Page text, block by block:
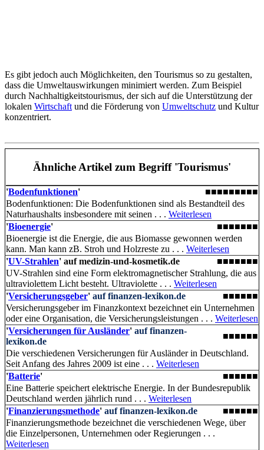
Es gibt jedoch auch Möglichkeiten, den Tourismus so zu gestalten,
dass die Umweltauswirkungen minimiert werden. Zum Beispiel
durch Nachhaltigkeitstourismus, der sich auf die Unterstützung der
lokalen Wirtschaft und die Förderung von Umweltschutz und Kultur
konzentriert.
Ähnliche Artikel zum Begriff 'Tourismus'
'Bodenfunktionen'
■■■■■■■■■
Bodenfunktionen: Die Boden­funktionen sind als Bestandteil des
Naturhaushalts insbesondere mit seinen . . . Weiterlesen
'Bioenergie'
■■■■■■■
Bioenergie ist die Energie, die aus Biomasse gewonnen werden
kann. Man kann zB. Stroh und Holzreste zu . . . Weiterlesen
'UV-Strahlen' auf medizin-und-kosmetik.de
■■■■■■■
UV-Strahlen sind eine Form elektromagnetischer Strahlung, die aus
ultraviolettem Licht besteht. Ultraviolette . . . Weiterlesen
'Versicherungsgeber' auf finanzen-lexikon.de
■■■■■■
Versicherungsgeber im Finanzkontext bezeichnet ein Unternehmen
oder eine Organisation, die Versicherungsleistungen . . . Weiterlesen
'Versicherungen für Ausländer' auf finanzen-
lexikon.de
■■■■■■
Die verschiedenen Versicherungen für Ausländer in Deutschland.
Seit Anfang des Jahres 2009 ist eine . . . Weiterlesen
'Batterie'
■■■■■■
Eine Batterie speichert elektrische Energie. In der Bundesrepublik
Deutschland werden jährlich rund . . . Weiterlesen
'Finanzierungsmethode' auf finanzen-lexikon.de
■■■■■■
Finanzierungsmethode bezeichnet die verschiedenen Wege, über
die Einzelpersonen, Unternehmen oder Regierungen . . .
Weiterlesen